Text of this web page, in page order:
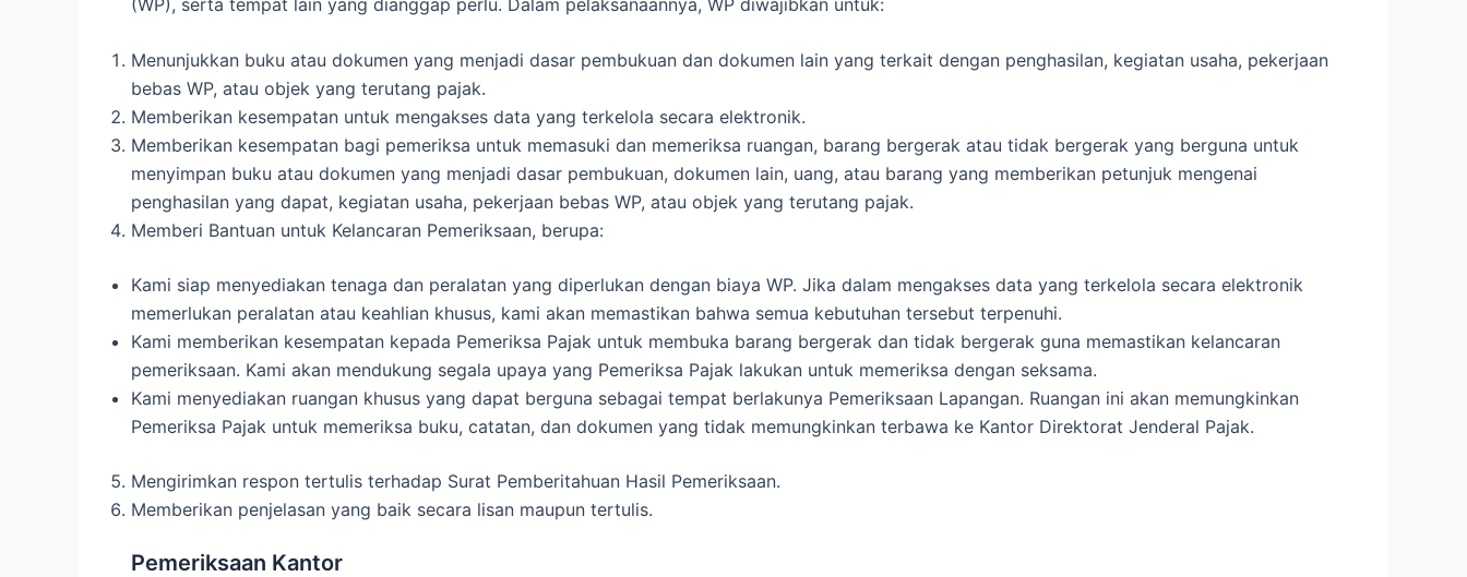
Menunjukkan buku atau dokumen yang menjadi dasar pembukuan dan dokumen lain yang terkait dengan penghasilan, kegiatan usaha, pekerjaan
bebas WP, atau objek yang terutang pajak.
Memberikan kesempatan untuk mengakses data yang terkelola secara elektronik.
Memberikan kesempatan bagi pemeriksa untuk memasuki dan memeriksa ruangan, barang bergerak atau tidak bergerak yang berguna untuk
menyimpan buku atau dokumen yang menjadi dasar pembukuan, dokumen lain, uang, atau barang yang memberikan petunjuk mengenai
penghasilan yang dapat, kegiatan usaha, pekerjaan bebas WP, atau objek yang terutang pajak.
Memberi Bantuan untuk Kelancaran Pemeriksaan, berupa:
Kami siap menyediakan tenaga dan peralatan yang diperlukan dengan biaya WP. Jika dalam mengakses data yang terkelola secara elektronik
memerlukan peralatan atau keahlian khusus, kami akan memastikan bahwa semua kebutuhan tersebut terpenuhi.
Kami memberikan kesempatan kepada Pemeriksa Pajak untuk membuka barang bergerak dan tidak bergerak guna memastikan kelancaran
pemeriksaan. Kami akan mendukung segala upaya yang Pemeriksa Pajak lakukan untuk memeriksa dengan seksama.
Kami menyediakan ruangan khusus yang dapat berguna sebagai tempat berlakunya Pemeriksaan Lapangan. Ruangan ini akan memungkinkan
Pemeriksa Pajak untuk memeriksa buku, catatan, dan dokumen yang tidak memungkinkan terbawa ke Kantor Direktorat Jenderal Pajak.
Mengirimkan respon tertulis terhadap Surat Pemberitahuan Hasil Pemeriksaan.
Memberikan penjelasan yang baik secara lisan maupun tertulis.
Pemeriksaan Kantor